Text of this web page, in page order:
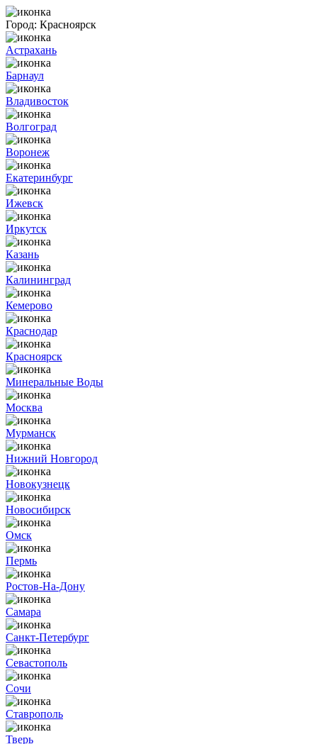
Город: Красноярск
Астрахань
Барнаул
Владивосток
Волгоград
Воронеж
Екатеринбург
Ижевск
Иркутск
Казань
Калининград
Кемерово
Краснодар
Красноярск
Минеральные Воды
Москва
Мурманск
Нижний Новгород
Новокузнецк
Новосибирск
Омск
Пермь
Ростов-На-Дону
Самара
Санкт-Петербург
Севастополь
Сочи
Ставрополь
Тверь